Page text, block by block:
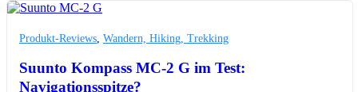
Produkt-Reviews Wandern, Hiking, Trekking
Suunto Kompass MC-2 G im Test:
Navigationsspitze?